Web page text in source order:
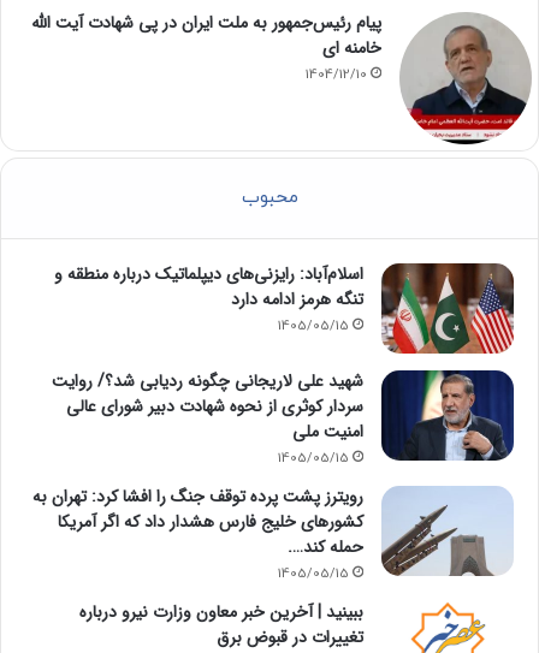
پیام رئیس‌جمهور به ملت ایران در پی شهادت آیت الله
خامنه ای
1404/12/10
محبوب
اسلام‌آباد: رایزنی‌های دیپلماتیک درباره منطقه و
تنگه هرمز ادامه دارد
1405/05/15
شهید علی لاریجانی چگونه ردیابی شد؟/ روایت
سردار کوثری از نحوه شهادت دبیر شورای عالی
امنیت ملی
1405/05/15
رویترز پشت پرده توقف جنگ را افشا کرد: تهران به
کشورهای خلیج فارس هشدار داد که اگر آمریکا
حمله کند….
1405/05/15
ببینید | آخرین خبر معاون وزارت نیرو درباره
تغییرات در قبوض برق